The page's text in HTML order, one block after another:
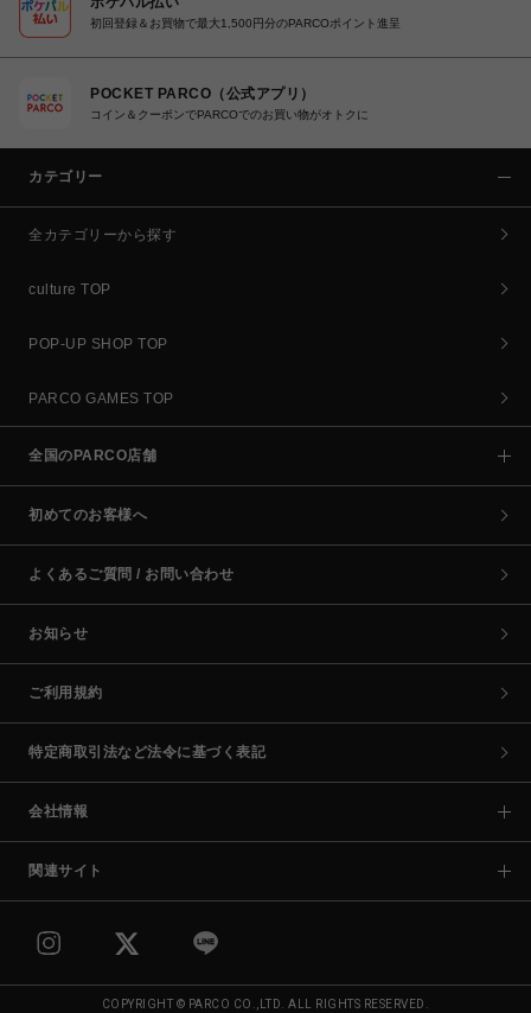
初回登録＆お買物で最大1,500円分のPARCOポイント進呈
POCKET PARCO（公式アプリ）
コイン＆クーポンでPARCOでのお買い物がオトクに
カテゴリー
全カテゴリーから探す
culture TOP
POP-UP SHOP TOP
PARCO GAMES TOP
全国のPARCO店舗
初めてのお客様へ
よくあるご質問 / お問い合わせ
お知らせ
ご利用規約
特定商取引法など法令に基づく表記
会社情報
関連サイト
COPYRIGHT © PARCO CO.,LTD. ALL RIGHTS RESERVED.